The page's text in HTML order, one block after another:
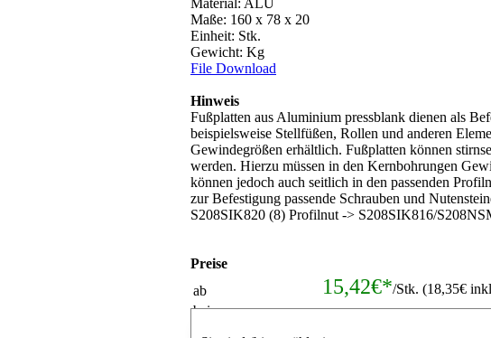
Maße: 160 x 78 x 20
Einheit: Stk.
Gewicht: Kg
File Download
Hinweis
Fußplatten aus Aluminium pressblank dienen als
beispielsweise Stellfüßen, Rollen und anderen
Gewindegrößen erhältlich. Fußplatten können
werden. Hierzu müssen in den Kernbohrungen
können jedoch auch seitlich in den passenden
zur Befestigung passende Schrauben und
S208SIK820 (8) Profilnut -> S208SIK816/
Preise
ab 15,42€*/Stk. (18,35€
bei